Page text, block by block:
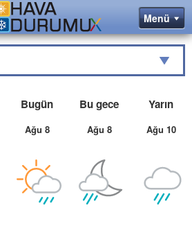
Bugün
Ağu 8
Bu gece
Ağu 8
Yarın
Ağu 10